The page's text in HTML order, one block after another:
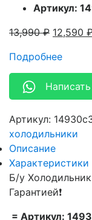
Артикул:
13,990₽ 12,590
Подробнее
Артикул:
холодильники
Описание
Характеристики
Б/у
Гарантией❗
= Артикул: